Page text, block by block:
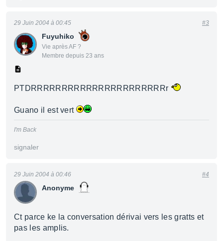
Fuyuhiko
Vie après AF ?
Membre depuis 23 ans
29 Juin 2004 à 00:45 #3
PTDRRRRRRRRRRRRRRRRRRRRRRr
Guano il est vert
I'm Back
signaler
Anonyme
29 Juin 2004 à 00:46 #4
Ct parce ke la conversation dérivai vers les gratts et
pas les amplis.